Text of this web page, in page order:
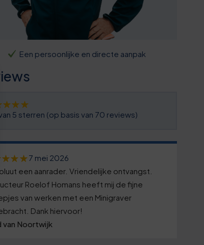
Een persoonlijke en directe aanpak
van 5 sterren (op basis van 70 reviews)
7 mei 2026
een aanrader. Vriendelijke ontvangst.
Roelof Homans heeft mij de fijne
van werken met een Minigraver
Dank hiervoor!
van Noortwijk